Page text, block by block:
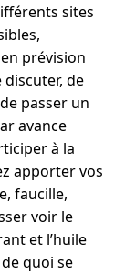
sites
prévision
discuter, de
passer un
avance
à la
apporter vos
faucille,
voir le
et l’huile
quoi se